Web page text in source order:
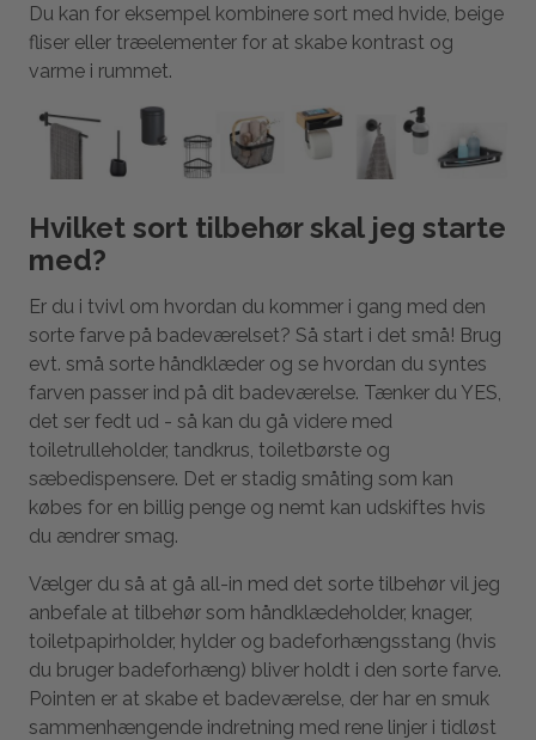
Du kan for eksempel kombinere sort med hvide, beige
fliser eller træelementer for at skabe kontrast og
varme i rummet.
Hvilket sort tilbehør skal jeg starte
med?
Er du i tvivl om hvordan du kommer i gang med den
sorte farve på badeværelset? Så start i det små! Brug
evt. små sorte håndklæder og se hvordan du syntes
farven passer ind på dit badeværelse. Tænker du YES,
det ser fedt ud - så kan du gå videre med
toiletrulleholder, tandkrus, toiletbørste og
sæbedispensere. Det er stadig småting som kan
købes for en billig penge og nemt kan udskiftes hvis
du ændrer smag.
Vælger du så at gå all-in med det sorte tilbehør vil jeg
anbefale at tilbehør som håndklædeholder, knager,
toiletpapirholder, hylder og badeforhængsstang (hvis
du bruger badeforhæng) bliver holdt i den sorte farve.
Pointen er at skabe et badeværelse, der har en smuk
sammenhængende indretning med rene linjer i tidløst